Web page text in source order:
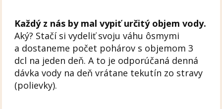
Každý z nás by mal vypiť určitý objem vody.
Aký? Stačí si vydeliť svoju váhu ôsmymi
a dostaneme počet pohárov s objemom 3
dcl na jeden deň. A to je odporúčaná denná
dávka vody na deň vrátane tekutín zo stravy
(polievky).